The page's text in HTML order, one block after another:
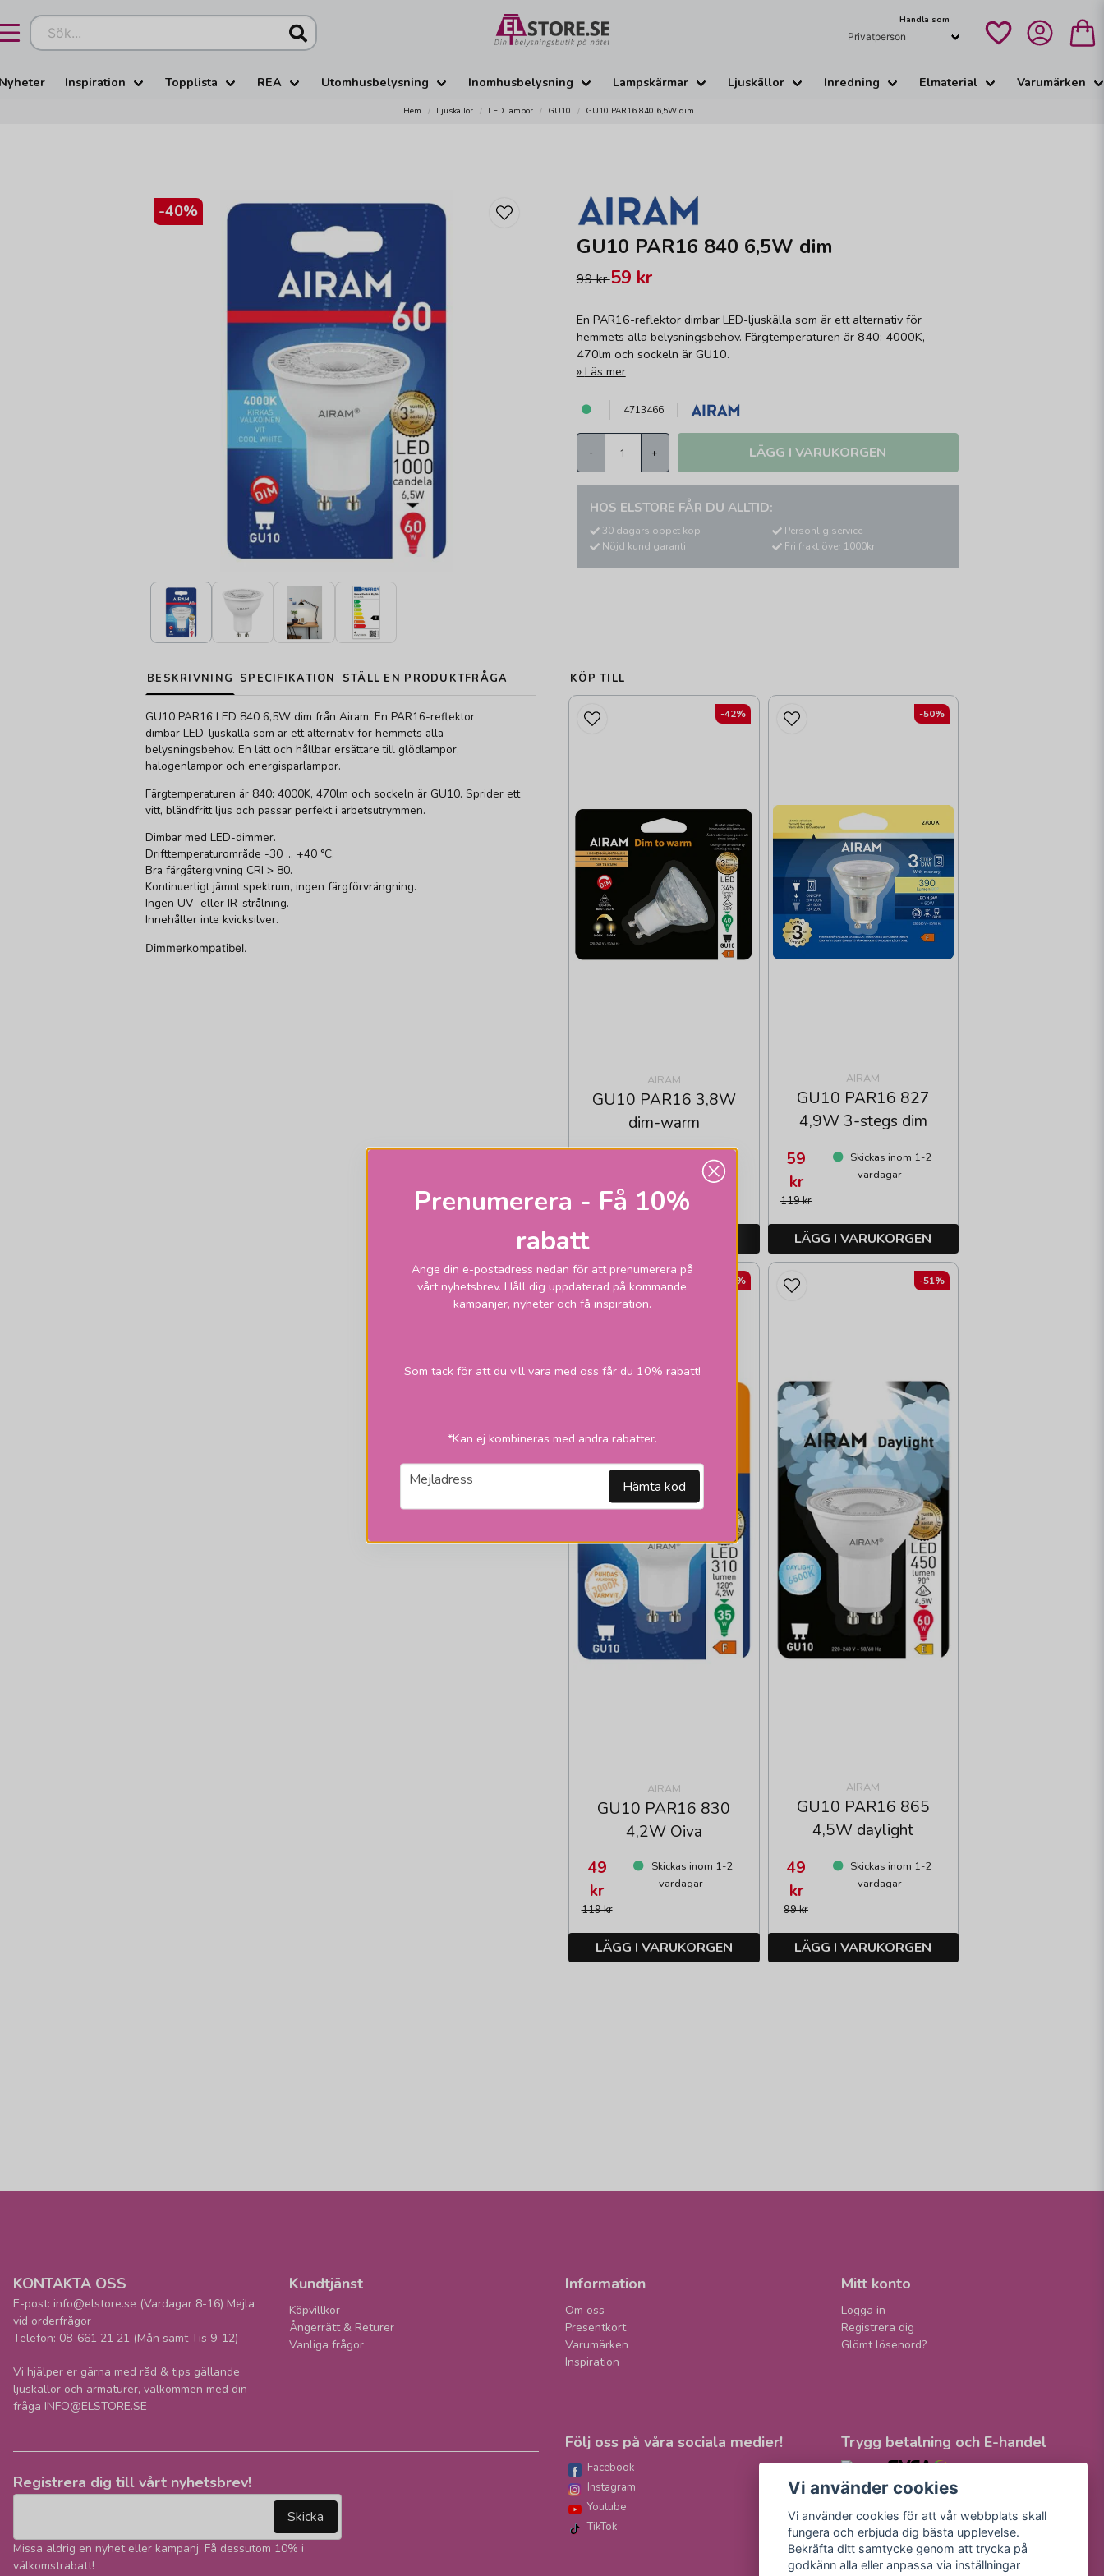
Sök... Handla som
Inspiration Topplista REA Utomhusbelysning Inomhusbelysning Lampskärmar Ljuskällor Inredning Elmaterial Varumärken
Hem Ljuskällor LED lampor GU10 GU10 PAR16 840 6,5W dim
-40%
GU10 PAR16 840 6,5W dim
99 kr59 kr
En PAR16-reflektor dimbar LED-ljuskälla som är ett alternativ för
hemmets alla belysningsbehov. Färgtemperaturen är 840: 4000K,
470lm och sockeln är GU10.
Läs mer
4713466
- + LÄGG I VARUKORGEN
HOS ELSTORE FÅR DU ALLTID:
30 dagars öppet köp
Nöjd kund garanti
Personlig service
Fri frakt över 1000kr
BESKRIVNING SPECIFIKATION STÄLL EN PRODUKTFRÅGA
GU10 PAR16 LED 840 6,5W dim från Airam. En PAR16-reflektor
dimbar LED-ljuskälla som är ett alternativ för hemmets alla
belysningsbehov. En lätt och hållbar ersättare till glödlampor,
halogenlampor och energisparlampor.
Färgtemperaturen är 840: 4000K, 470lm och sockeln är GU10. Sprider ett
vitt, bländfritt ljus och passar perfekt i arbetsutrymmen.
Dimbar med LED-dimmer.
Drifttemperaturområde -30 ... +40 °C.
Bra färgåtergivning CRI > 80.
Kontinuerligt jämnt spektrum, ingen färgförvrängning.
Ingen UV- eller IR-strålning.
Innehåller inte kvicksilver.
Dimmerkompatibel.
KÖP TILL
AIRAM
GU10 PAR16 3,8W
dim-warm
119 kr
Skickas inom 1-2
vardagar
-42%
AIRAM
GU10 PAR16 827
4,9W 3-stegs dim
119 kr
59
kr
Skickas inom 1-2
vardagar
LÄGG I VARUKORGEN
-50%
AIRAM
GU10 PAR16 830
4,2W Oiva
119 kr
49
kr
Skickas inom 1-2
vardagar
LÄGG I VARUKORGEN
-59%
AIRAM
GU10 PAR16 865
4,5W daylight
99 kr
49
kr
Skickas inom 1-2
vardagar
LÄGG I VARUKORGEN
-51%
Prenumerera - Få 10%
rabatt
Ange din e-postadress nedan för att prenumerera på
vårt nyhetsbrev. Håll dig uppdaterad på kommande
kampanjer, nyheter och få inspiration.
Som tack för att du vill vara med oss får du 10% rabatt!
*Kan ej kombineras med andra rabatter.
email
Mejladress Hämta kod
KONTAKTA OSS
E-post: info@elstore.se (Vardagar 8-16) Mejla
vid orderfrågor
Telefon: 08-661 21 21 (Mån samt Tis 9-12)
Vi hjälper er gärna med råd & tips gällande
ljuskällor och armaturer, välkommen med din
fråga INFO@ELSTORE.SE
Kundtjänst
Köpvillkor
Ångerrätt & Returer
Vanliga frågor
Information
Om oss
Presentkort
Varumärken
Inspiration
Mitt konto
Logga in
Registrera dig
Glömt lösenord?
Registrera dig till vårt nyhetsbrev!
Skicka
Missa aldrig en nyhet eller kampanj. Få dessutom 10% i
välkomstrabatt!
Följ oss på våra sociala medier!
Facebook
Instagram
Youtube
TikTok
Trygg betalning och E-handel
Vi använder cookies
Vi använder cookies för att vår webbplats skall
fungera och erbjuda dig bästa upplevelse.
Bekräfta ditt samtycke genom att trycka på
godkänn alla eller anpassa via inställningar